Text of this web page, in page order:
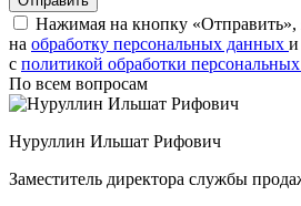
Нажимая на кнопку «Отправить»,
на обработку персональных данных и
c политикой обработки
По всем вопросам
Нуруллин Ильшат Рифович
Заместитель директора службы